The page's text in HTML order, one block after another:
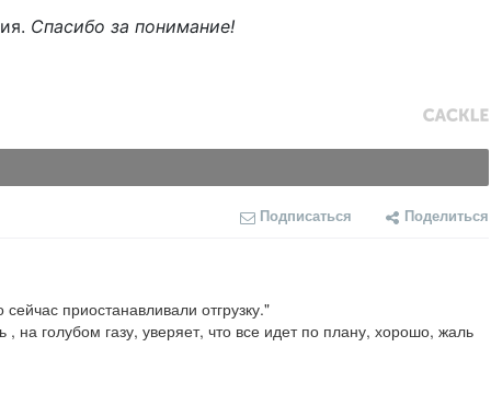
Спасибо за понимание!
Подписаться Поделиться
приостанавливали отгрузку."